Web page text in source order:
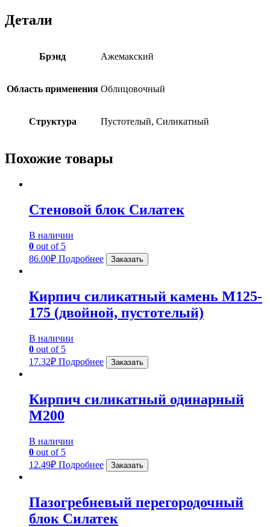
Детали
Брэнд Ажемакский
Область применения Облицовочный
Структура Пустотелый, Силикатный
Похожие товары
Стеновой блок Силатек
В наличии
0 out of 5
86.00₽ Подробнее Заказать
Кирпич силикатный камень М125-
175 (двойной, пустотелый)
В наличии
0 out of 5
17.32₽ Подробнее Заказать
Кирпич силикатный одинарный
М200
В наличии
0 out of 5
12.49₽ Подробнее Заказать
Пазогребневый перегородочный
блок Силатек